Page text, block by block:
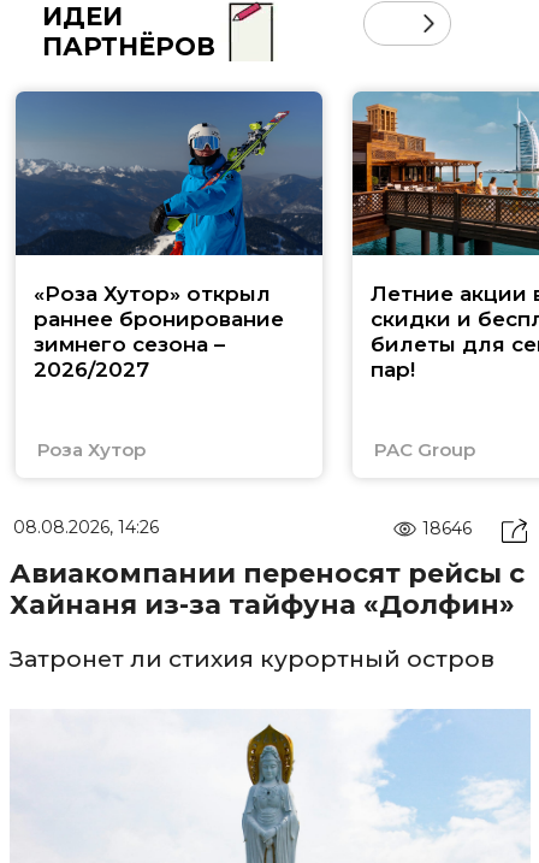
ИДЕИ
ПАРТНЁРОВ
«Роза Хутор» открыл
раннее бронирование
зимнего сезона –
2026/2027
Роза Хутор
Летние акции
скидки и
билеты для
пар!
PAC Group
08.08.2026, 14:26 18646
Авиакомпании переносят рейсы с
Хайнаня из-за тайфуна «Долфин»
Затронет ли стихия курортный остров